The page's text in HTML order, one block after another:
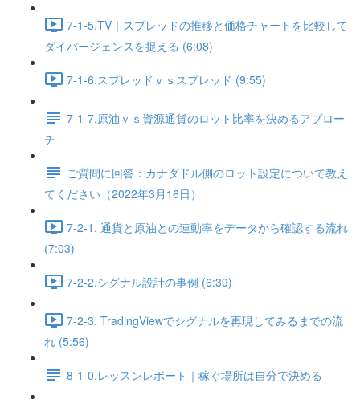
7-1-5.TV｜スプレッドの推移と価格チャートを比較して
ダイバージェンスを捉える (6:08)
7-1-6.スプレッドｖｓスプレッド (9:55)
7-1-7.原油ｖｓ資源通貨のロット比率を決めるアプロー
チ
ご質問に回答：カナダドル側のロット設定について教え
てください（2022年3月16日）
7-2-1. 通貨と原油との連動率をデータから確認する流れ
(7:03)
7-2-2.シグナル設計の事例 (6:39)
7-2-3. TradingViewでシグナルを再現してみるまでの流
れ (5:56)
8-1-0.レッスンレポート｜稼ぐ場所は自分で決める